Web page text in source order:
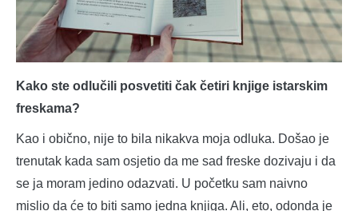
Kako ste odlučili posvetiti čak četiri knjige istarskim
freskama?
Kao i obično, nije to bila nikakva moja odluka. Došao je
trenutak kada sam osjetio da me sad freske dozivaju i da
se ja moram jedino odazvati. U početku sam naivno
mislio da će to biti samo jedna knjiga. Ali, eto, odonda je